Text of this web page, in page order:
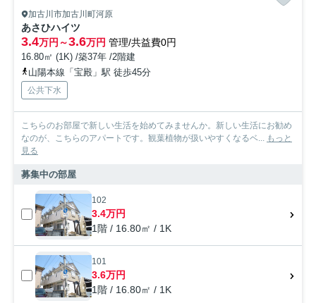
加古川市加古川町河原
あさひハイツ
3.4万円～3.6万円 管理/共益費0円
16.80㎡ (1K) /築37年 /2階建
山陽本線「宝殿」駅 徒歩45分
公共下水
こちらのお部屋で新しい生活を始めてみませんか。新しい生活にお勧め
なのが、こちらのアパートです。観葉植物が扱いやすくなるベ... もっと
見る
募集中の部屋
102
3.4万円
1階 / 16.80㎡ / 1K
101
3.6万円
1階 / 16.80㎡ / 1K